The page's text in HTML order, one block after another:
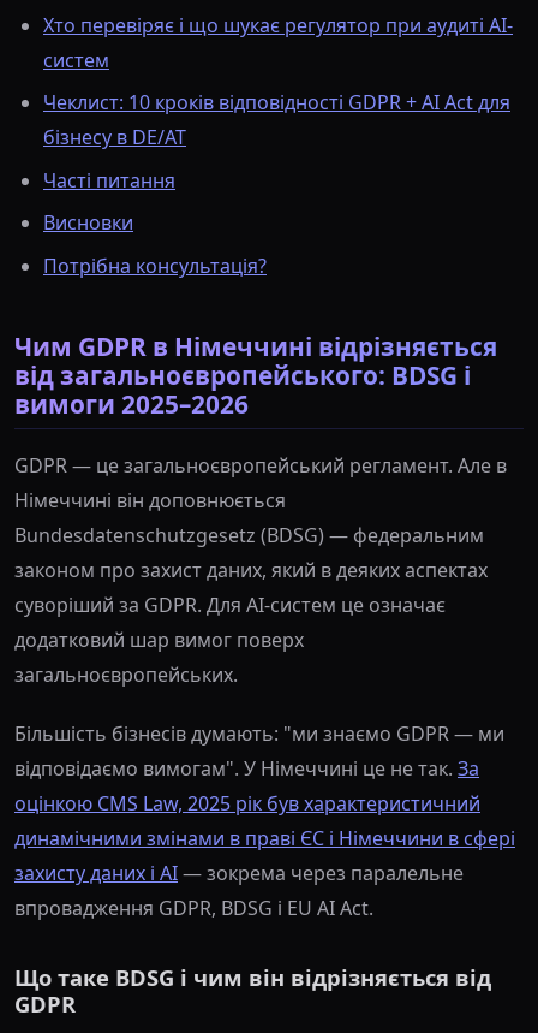
Хто перевіряє і що шукає регулятор при аудиті AI-
систем
Чеклист: 10 кроків відповідності GDPR + AI Act для
бізнесу в DE/AT
Часті питання
Висновки
Потрібна консультація?
Чим GDPR в Німеччині відрізняється
від загальноєвропейського: BDSG і
вимоги 2025–2026
GDPR — це загальноєвропейський регламент. Але в
Німеччині він доповнюється
Bundesdatenschutzgesetz (BDSG) — федеральним
законом про захист даних, який в деяких аспектах
суворіший за GDPR. Для AI-систем це означає
додатковий шар вимог поверх
загальноєвропейських.
Більшість бізнесів думають: "ми знаємо GDPR — ми
відповідаємо вимогам". У Німеччині це не так. За
оцінкою CMS Law, 2025 рік був характеристичний
динамічними змінами в праві ЄС і Німеччини в сфері
захисту даних і AI— зокрема через паралельне
впровадження GDPR, BDSG і EU AI Act.
Що таке BDSG і чим він відрізняється від
GDPR